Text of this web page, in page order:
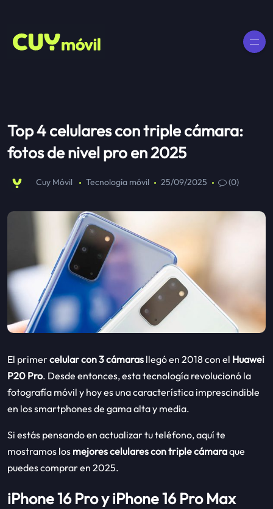
Top 4 celulares con triple cámara:
fotos de nivel pro en 2025
Cuy Móvil Tecnología móvil 25/09/2025 (0)
El primercelular con 3 cámaras llegó en 2018 con el Huawei
P20 Pro. Desde entonces, esta tecnología revolucionó la
fotografía móvil y hoy es una característica imprescindible
en los smartphones de gama alta y media.
Si estás pensando en actualizar tu teléfono, aquí te
mostramos los mejores celulares con triple cámaraque
puedes comprar en 2025.
iPhone 16 Pro y iPhone 16 Pro Max